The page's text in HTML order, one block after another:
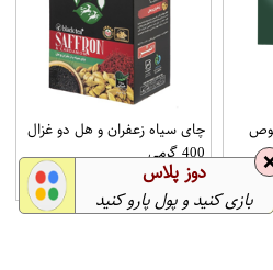
چای سیاه زعفران و هل دو غزال
400 گرمی
۱,۵۱۹,۰۰۰
دوز پلاس
بازی کنید و پول پارو کنید